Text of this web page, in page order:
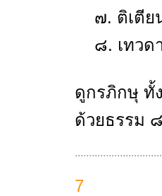
๗. ติเตีย
๘. เทวด
ดูกรภิกษุ ทั้
ด้วยธรรม
7